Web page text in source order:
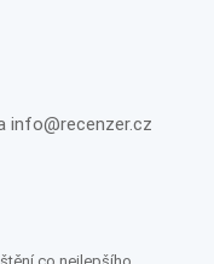
info@recenzer.cz